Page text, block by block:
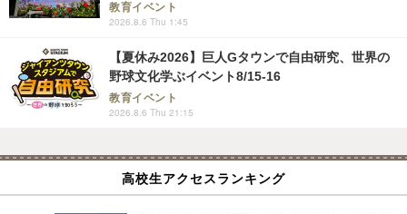
教育イベント
2026.8.6 Thu 1:45
【夏休み2026】巨人Gタウンで自由研究、世界の
野球文化学ぶイベント8/15-16
教育イベント
2026.8.6 Thu 21:15
高校生アクセスランキング